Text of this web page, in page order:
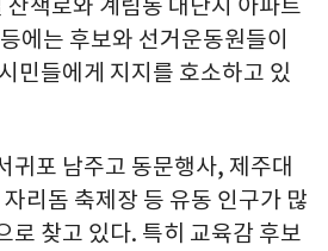
산책로와 계림동 대단지 아파트
에는 후보와 선거운동원들이
민들에게 지지를 호소하고 있
귀포 남주고 동문행사, 제주대
리돔 축제장 등 유동 인구가 많
로 찾고 있다. 특히 교육감 후보